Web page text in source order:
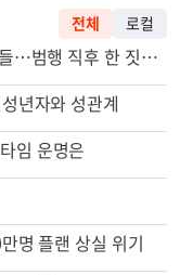
년자와 성관계
운명은